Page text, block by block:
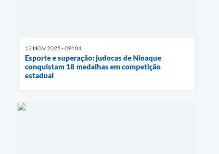
12 NOV 2025 - 09h04
Esporte e superação: judocas de Nioaque
conquistam 18 medalhas em competição
estadual